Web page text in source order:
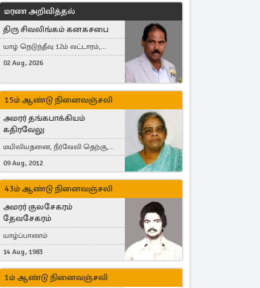
மரண அறிவித்தல்
திரு சிவலிங்கம் கனகசபை
யாழ் நெடுந்தீவு 12ம் வட்டாரம்,
Jaffna, நயினாதீவு, London, United
02 Aug, 2026
15ம் ஆண்டு நினைவஞ்சலி
அமரர் தங்கபாக்கியம்
கதிரவேலு
மயிலியதனை, நீர்வேலி தெற்கு,
Herning, Denmark
09 Aug, 2012
43ம் ஆண்டு நினைவஞ்சலி
அமரர் குலசேகரம்
தேவசேகரம்
யாழ்ப்பாணம்
14 Aug, 1983
1ம் ஆண்டு நினைவஞ்சலி